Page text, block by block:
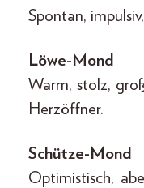
Spontan,
Löwe-Mond
Warm, stolz,
Herzöffner.
Schütze-Mond
Optimistisch,